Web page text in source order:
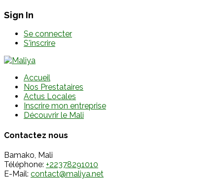
Sign In
Se connecter
S'inscrire
Accueil
Nos Prestataires
Actus Locales
Inscrire mon entreprise
Découvrir le Mali
Contactez nous
Bamako, Mali
Téléphone: +22378291010
E-Mail: contact@maliya.net